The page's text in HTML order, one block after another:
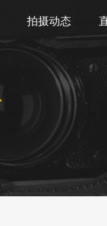
拍摄动态